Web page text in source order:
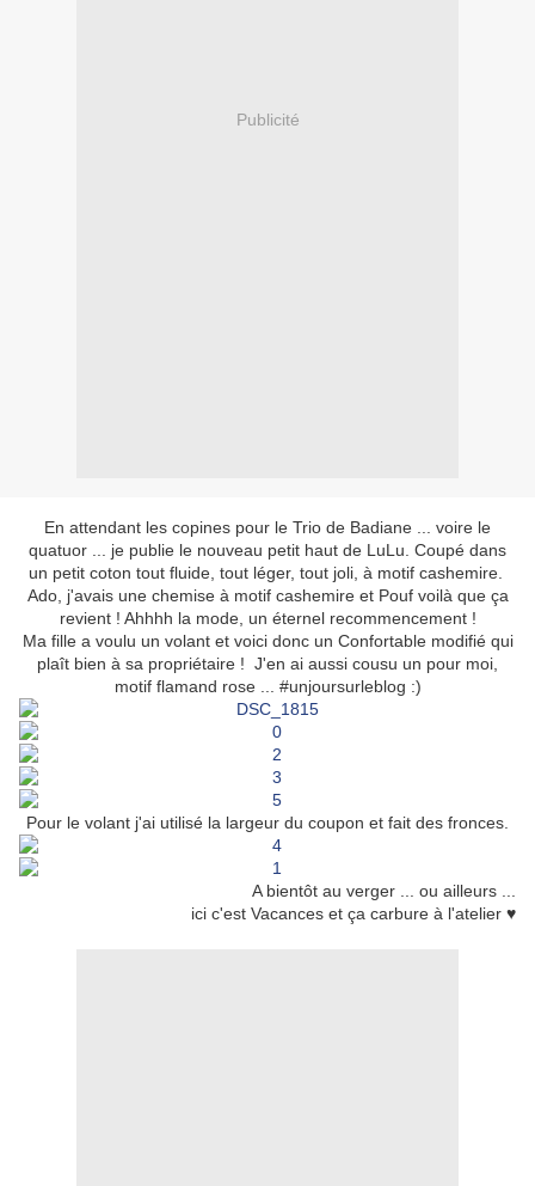
Publicité
En attendant les copines pour le Trio de Badiane ... voire le
quatuor ... je publie le nouveau petit haut de LuLu. Coupé dans
un petit coton tout fluide, tout léger, tout joli, à motif cashemire.
Ado, j'avais une chemise à motif cashemire et Pouf voilà que ça
revient ! Ahhhh la mode, un éternel recommencement !
Ma fille a voulu un volant et voici donc un Confortable modifié qui
plaît bien à sa propriétaire ! J'en ai aussi cousu un pour moi,
motif flamand rose ... #unjoursurleblog :)
Pour le volant j'ai utilisé la largeur du coupon et fait des fronces.
A bientôt au verger ... ou ailleurs ...
ici c'est Vacances et ça carbure à l'atelier ♥